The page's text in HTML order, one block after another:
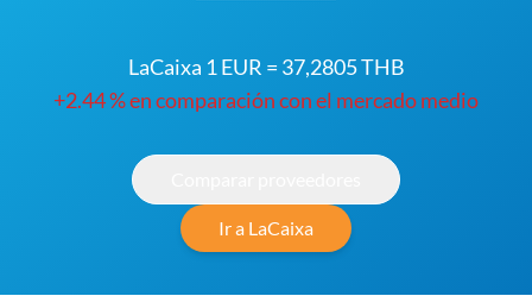
LaCaixa 1 EUR = 37,2805 THB
+2.44 % en comparación con el mercado medio
Ir a LaCaixa